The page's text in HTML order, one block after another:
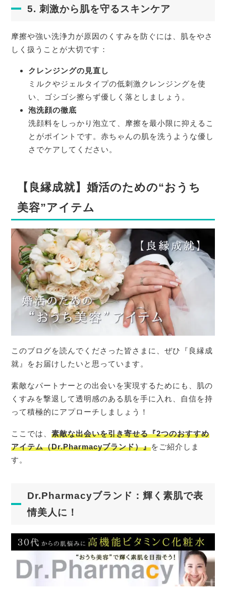
5. 刺激から肌を守るスキンケア
摩擦や強い洗浄力が原因のくすみを防ぐには、肌をやさ
しく扱うことが大切です：
クレンジングの見直し
ミルクやジェルタイプの低刺激クレンジングを使
い、ゴシゴシ擦らず優しく落としましょう。
泡洗顔の徹底
洗顔料をしっかり泡立て、摩擦を最小限に抑えるこ
とがポイントです。赤ちゃんの肌を洗うような優し
さでケアしてください。
【良縁成就】婚活のための“おうち
美容”アイテム
このブログを読んでくださった皆さまに、ぜひ『良縁成
就』をお届けしたいと思っています。
素敵なパートナーとの出会いを実現するためにも、肌の
くすみを撃退して透明感のある肌を手に入れ、自信を持
って積極的にアプローチしましょう！
ここでは、素敵な出会いを引き寄せる『2つのおすすめ
アイテム（Dr.Pharmacyブランド）』をご紹介しま
す。
Dr.Pharmacyブランド：輝く素肌で表
情美人に！